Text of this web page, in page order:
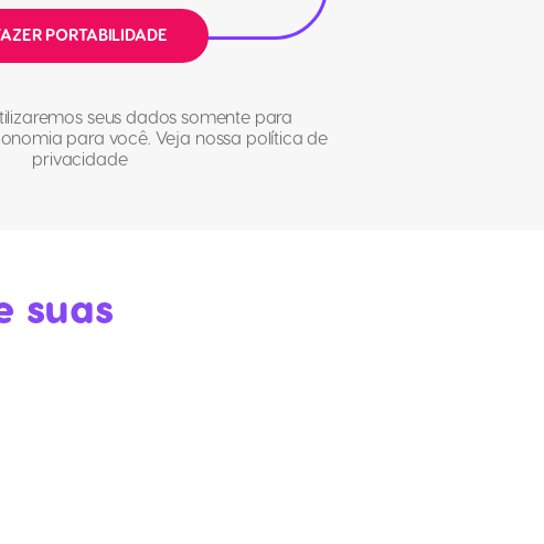
PORTABILIDADE
seus dados somente para
para você. Veja nossa política de
privacidade
suas